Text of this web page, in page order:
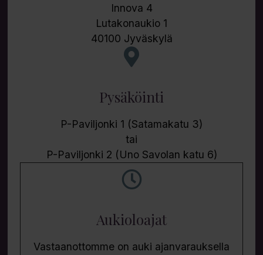
Innova 4
Lutakonaukio 1
40100 Jyväskylä
Pysäköinti
P-Paviljonki 1 (Satamakatu 3)
tai
P-Paviljonki 2 (Uno Savolan katu 6)
Aukioloajat
Vastaanottomme on auki ajanvarauksella